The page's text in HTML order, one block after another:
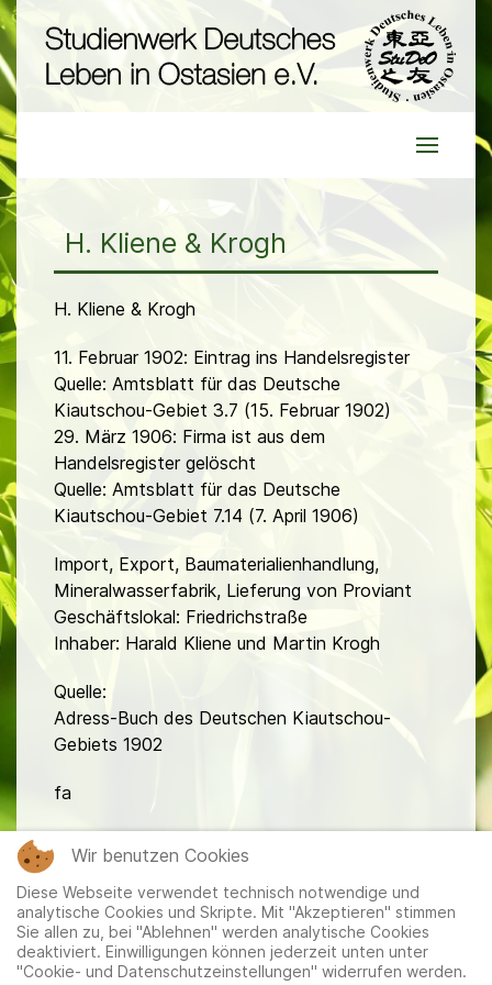
H. Kliene & Krogh
H. Kliene & Krogh
11. Februar 1902: Eintrag ins Handelsregister
Quelle: Amtsblatt für das Deutsche
Kiautschou-Gebiet 3.7 (15. Februar 1902)
29. März 1906: Firma ist aus dem
Handelsregister gelöscht
Quelle: Amtsblatt für das Deutsche
Kiautschou-Gebiet 7.14 (7. April 1906)
Import, Export, Baumaterialienhandlung,
Mineralwasserfabrik, Lieferung von Proviant
Geschäftslokal: Friedrichstraße
Inhaber: Harald Kliene und Martin Krogh
Quelle:
Adress-Buch des Deutschen Kiautschou-
Gebiets 1902
fa
Wir benutzen Cookies
Diese Webseite verwendet technisch notwendige und
analytische Cookies und Skripte. Mit "Akzeptieren" stimmen
Sie allen zu, bei "Ablehnen" werden analytische Cookies
deaktiviert. Einwilligungen können jederzeit unten unter
"Cookie- und Datenschutzeinstellungen" widerrufen werden.